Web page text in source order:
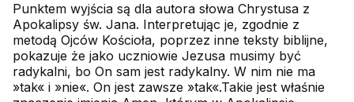
Punktem wyjścia są dla autora słowa Chrystusa z
Apokalipsy św. Jana. Interpretując je, zgodnie z
metodą Ojców Kościoła, poprzez inne teksty biblijne,
pokazuje że jako uczniowie Jezusa musimy być
radykalni, bo On sam jest radykalny. W nim nie ma
»tak« i »nie«. On jest zawsze »tak«.Takie jest właśnie